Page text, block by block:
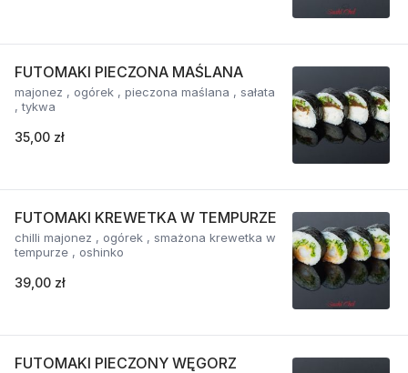
FUTOMAKI PIECZONA MAŚLANA
majonez , ogórek , pieczona maślana , sałata
, tykwa
35,00 zł
FUTOMAKI KREWETKA W TEMPURZE
chilli majonez , ogórek , smażona krewetka w
tempurze , oshinko
39,00 zł
FUTOMAKI PIECZONY WĘGORZ